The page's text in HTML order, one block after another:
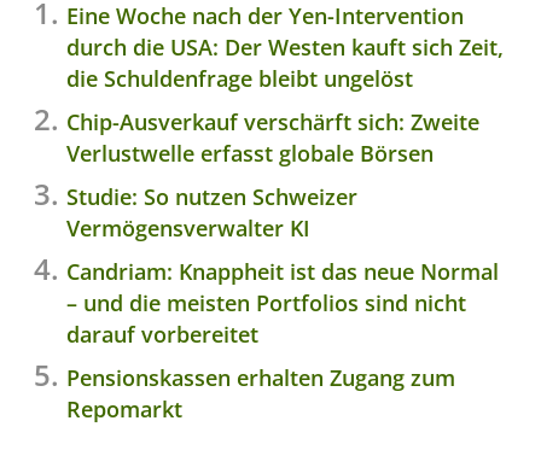
Eine Woche nach der Yen-Intervention
durch die USA: Der Westen kauft sich Zeit,
die Schuldenfrage bleibt ungelöst
Chip-Ausverkauf verschärft sich: Zweite
Verlustwelle erfasst globale Börsen
Studie: So nutzen Schweizer
Vermögensverwalter KI
Candriam: Knappheit ist das neue Normal
– und die meisten Portfolios sind nicht
darauf vorbereitet
Pensionskassen erhalten Zugang zum
Repomarkt